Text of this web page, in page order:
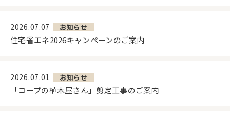
2026.07.07 お知らせ
住宅省エネ2026キャンペーンのご案内
2026.07.01 お知らせ
「コープの植木屋さん」剪定工事のご案内